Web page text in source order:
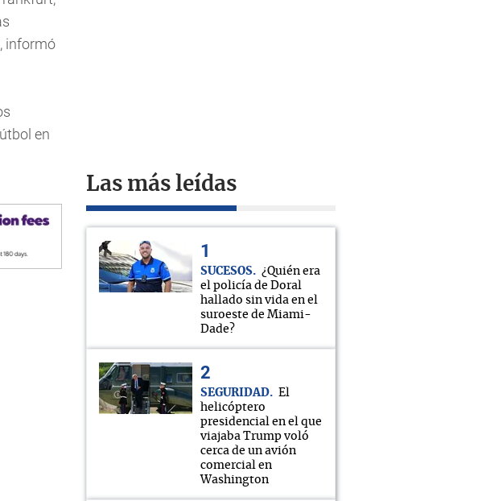
informó
en
Las más leídas
SUCESOS
¿Quién era
el policía de Doral
hallado sin vida en el
suroeste de Miami-
Dade?
SEGURIDAD
El
helicóptero
presidencial en el que
viajaba Trump voló
cerca de un avión
comercial en
Washington